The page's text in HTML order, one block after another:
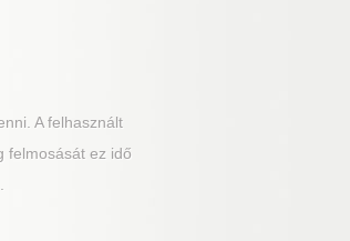
A felhasznált
felmosását ez idő